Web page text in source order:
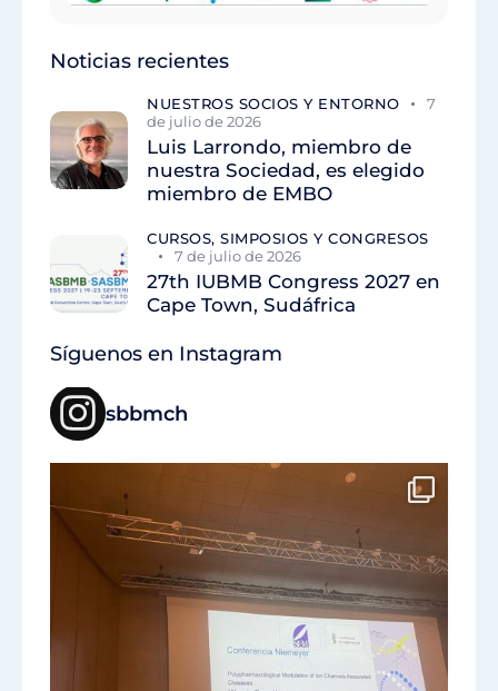
Noticias recientes
NUESTROS SOCIOS Y ENTORNO
7
de julio de 2026
Luis Larrondo, miembro de
nuestra Sociedad, es elegido
miembro de EMBO
CURSOS, SIMPOSIOS Y CONGRESOS
7 de julio de 2026
27th IUBMB Congress 2027 en
Cape Town, Sudáfrica
Síguenos en Instagram
sbbmch